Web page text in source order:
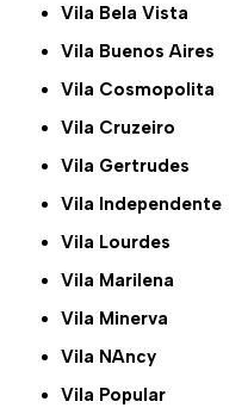
Vila Bela Vista
Vila Buenos Aires
Vila Cosmopolita
Vila Cruzeiro
Vila Gertrudes
Vila Independente
Vila Lourdes
Vila Marilena
Vila Minerva
Vila NAncy
Vila Popular